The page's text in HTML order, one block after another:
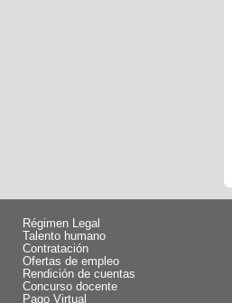
Régimen Legal
Talento humano
Contratación
Ofertas de empleo
Rendición de cuentas
Concurso docente
Pago Virtual